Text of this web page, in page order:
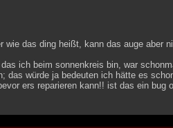
wie das ding heißt, kann das auge aber
ich beim sonnenkreis bin, war
das würde ja bedeuten ich hätte es
ers reparieren kann!! ist das ein bug